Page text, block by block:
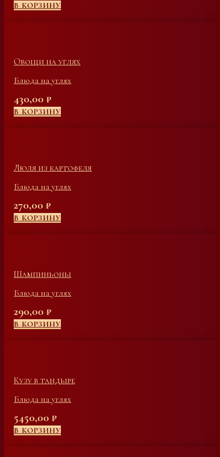
В КОРЗИНУ
Овощи на углях
Блюда на углях
430,00 ₽
В КОРЗИНУ
Люля из картофеля
Блюда на углях
270,00 ₽
В КОРЗИНУ
Шампиньоны
Блюда на углях
290,00 ₽
В КОРЗИНУ
Кузу в тандыре
Блюда на углях
5450,00 ₽
В КОРЗИНУ